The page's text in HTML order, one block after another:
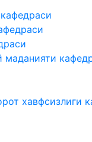
маданияти
хавфсизлиги